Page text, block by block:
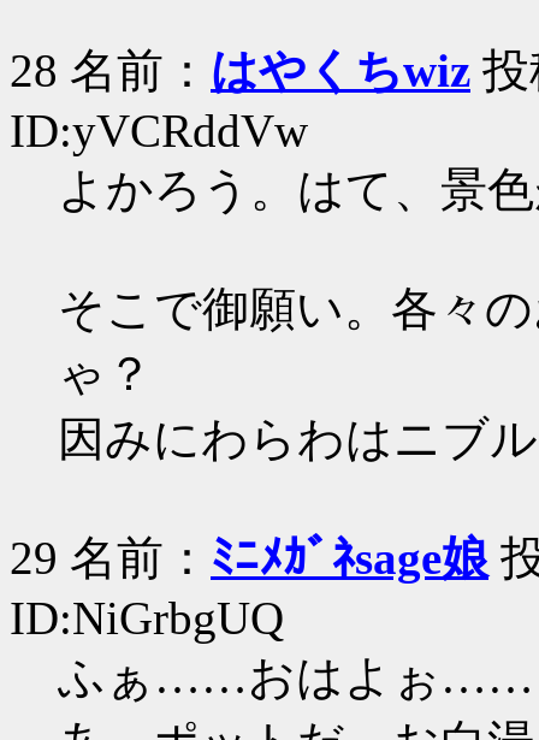
28 名前： はやくちwiz 投
ID:yVCRddVw
よかろう。はて、景
そこで御願い。各々
ゃ？
因みにわらわはニブ
29 名前： ﾐﾆﾒｶﾞﾈsage娘
ID:NiGrbgUQ
ふぁ……おはよぉ……